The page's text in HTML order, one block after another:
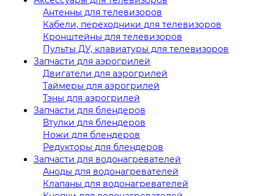
Антенны для телевизоров
Кабели, переходники для телевизоров
Кронштейны для телевизоров
Пульты ДУ, клавиатуры для телевизоров
Запчасти для аэрогрилей
Двигатели для аэрогрилей
Таймеры для аэрогрилей
Тэны для аэрогрилей
Запчасти для блендеров
Втулки для блендеров
Ножи для блендеров
Редукторы для блендеров
Запчасти для водонагревателей
Аноды для водонагревателей
Клапаны для водонагревателей